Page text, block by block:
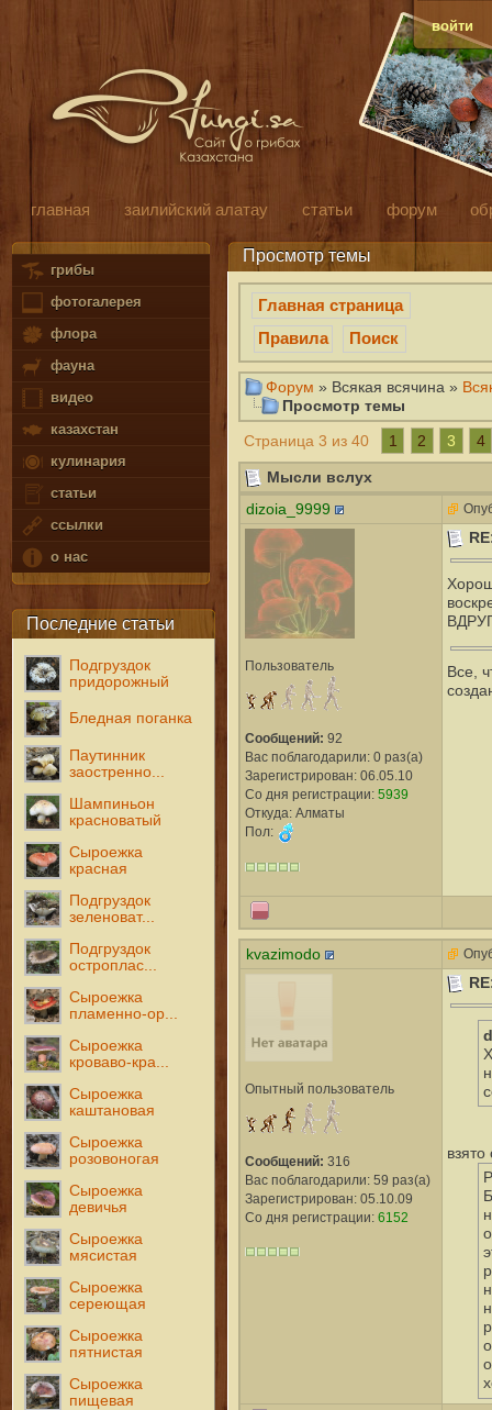
войти
главная заилийский алатау статьи форум
грибы
фотогалерея
флора
фауна
видео
казахстан
кулинария
статьи
ссылки
о нас
Последние статьи
Подгруздок
придорожный
Бледная поганка
Паутинник
заостренно...
Шампиньон
красноватый
Сыроежка
красная
Подгруздок
зеленоват...
Подгруздок
остроплас...
Сыроежка
пламенно-ор...
Сыроежка
кроваво-кра...
Сыроежка
каштановая
Сыроежка
розовоногая
Сыроежка
девичья
Сыроежка
мясистая
Сыроежка
сереющая
Сыроежка
пятнистая
Сыроежка
пищевая
Просмотр темы
Главная страница
Правила
Поиск
Форум » Всякая всячина »
Просмотр темы
Страница 3 из 40 1 2 3 4
Мысли вслух
dizoia_9999
Пользователь
Сообщений: 92
Вас поблагодарили: 0 раз(а)
Зарегистрирован: 06.05.10
Со дня регистрации: 5939
Откуда: Алматы
Пол:
Все,
kvazimodo
Опытный пользователь
Сообщений: 316
Вас поблагодарили: 59 раз(а)
Зарегистрирован: 05.10.09
Со дня регистрации: 6152
взято